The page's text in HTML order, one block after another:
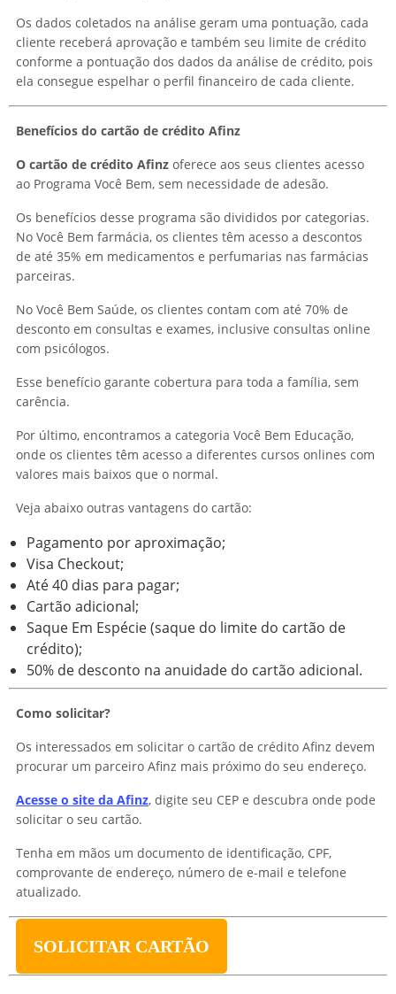
Os dados coletados na análise geram uma pontuação, cada
cliente receberá aprovação e também seu limite de crédito
conforme a pontuação dos dados da análise de crédito, pois
ela consegue espelhar o perfil financeiro de cada cliente.
Benefícios do cartão de crédito Afinz
O cartão de crédito Afinz oferece aos seus clientes acesso
ao Programa Você Bem, sem necessidade de adesão.
Os benefícios desse programa são divididos por categorias.
No Você Bem farmácia, os clientes têm acesso a descontos
de até 35% em medicamentos e perfumarias nas farmácias
parceiras.
No Você Bem Saúde, os clientes contam com até 70% de
desconto em consultas e exames, inclusive consultas online
com psicólogos.
Esse benefício garante cobertura para toda a família, sem
carência.
Por último, encontramos a categoria Você Bem Educação,
onde os clientes têm acesso a diferentes cursos onlines com
valores mais baixos que o normal.
Veja abaixo outras vantagens do cartão:
Pagamento por aproximação;
Visa Checkout;
Até 40 dias para pagar;
Cartão adicional;
Saque Em Espécie (saque do limite do cartão de
crédito);
50% de desconto na anuidade do cartão adicional.
Como solicitar?
Os interessados em solicitar o cartão de crédito Afinz devem
procurar um parceiro Afinz mais próximo do seu endereço.
Acesse o site da Afinz, digite seu CEP e descubra onde pode
solicitar o seu cartão.
Tenha em mãos um documento de identificação, CPF,
comprovante de endereço, número de e-mail e telefone
atualizado.
SOLICITAR CARTÃO